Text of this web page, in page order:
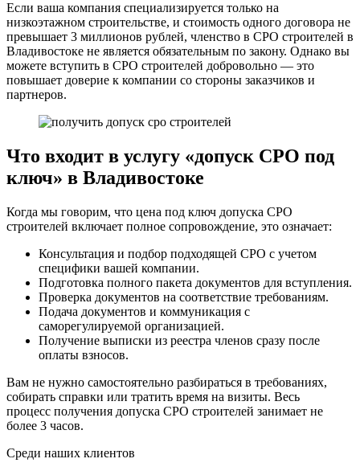
Если ваша компания специализируется только на
низкоэтажном строительстве, и стоимость одного договора не
превышает 3 миллионов рублей, членство в СРО строителей в
Владивостоке не является обязательным по закону. Однако вы
можете вступить в СРО строителей добровольно — это
повышает доверие к компании со стороны заказчиков и
партнеров.
Что входит в услугу «допуск СРО под
ключ» в Владивостоке
Когда мы говорим, что цена под ключ допуска СРО
строителей включает полное сопровождение, это означает:
Консультация и подбор подходящей СРО с учетом
специфики вашей компании.
Подготовка полного пакета документов для вступления.
Проверка документов на соответствие требованиям.
Подача документов и коммуникация с
саморегулируемой организацией.
Получение выписки из реестра членов сразу после
оплаты взносов.
Вам не нужно самостоятельно разбираться в требованиях,
собирать справки или тратить время на визиты. Весь
процесс получения допуска СРО строителей занимает не
более 3 часов.
Среди наших клиентов